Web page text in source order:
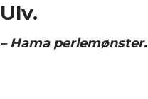
Ulv.
– Hama perlemønster.